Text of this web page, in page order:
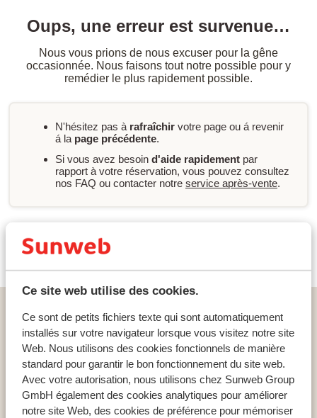
Ce site web utilise des cookies.
Ce sont de petits fichiers texte qui sont automatiquement
installés sur votre navigateur lorsque vous visitez notre site
Web. Nous utilisons des cookies fonctionnels de manière
standard pour garantir le bon fonctionnement du site web.
Avec votre autorisation, nous utilisons chez Sunweb Group
GmbH également des cookies analytiques pour améliorer
notre site Web, des cookies de préférence pour mémoriser
Oups, une erreur est survenue…
Nous vous prions de nous excuser pour la gêne
occasionnée. Nous faisons tout notre possible pour y
remédier le plus rapidement possible.
N'hésitez pas à rafraîchir votre page ou á revenir
á la page précédente.
Si vous avez besoin d'aide rapidement par
rapport à votre réservation, vous pouvez consultez
nos FAQ ou contacter notre service après-vente.
Nouvelle recherche
Hôtel Solimar Aquamarine
Pays populaires